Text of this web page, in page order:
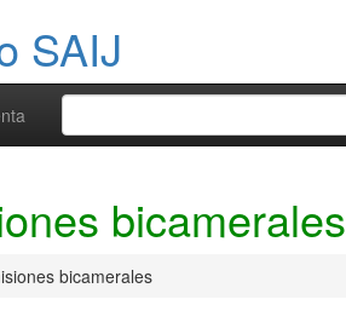
SAIJ
bicamerales
bicamerales